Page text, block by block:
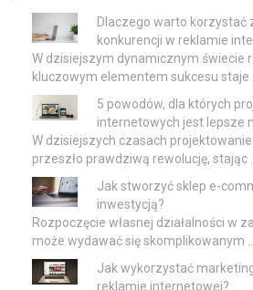
Dlaczego warto korzystać
konkurencji w reklamie
W dzisiejszym dynamicznym świecie
kluczowym elementem sukcesu staje …
5 powodów, dla których
internetowych jest lepsze
W dzisiejszych czasach
przeszło prawdziwą rewolucję, stając …
Jak stworzyć sklep e-
inwestycją?
Rozpoczęcie własnej działalności w
może wydawać się skomplikowanym …
Jak wykorzystać
reklamie internetowej?